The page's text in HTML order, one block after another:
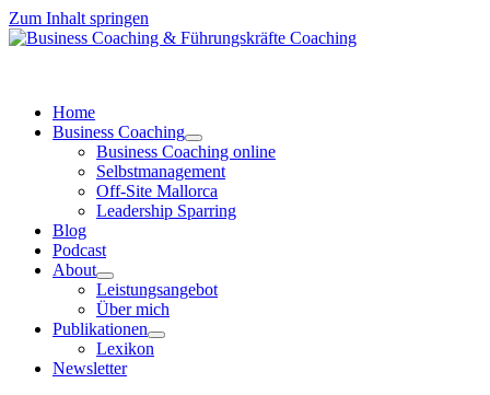
Zum Inhalt springen
Home
Business Coaching
Business Coaching online
Selbstmanagement
Off-Site Mallorca
Leadership Sparring
Blog
Podcast
About
Leistungsangebot
Über mich
Publikationen
Lexikon
Newsletter